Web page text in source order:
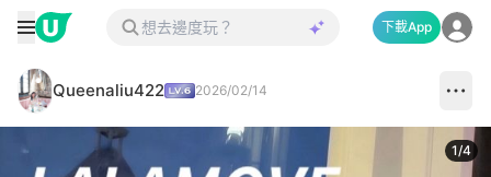
下載App
Queenaliu422 2026/02/14
1/4